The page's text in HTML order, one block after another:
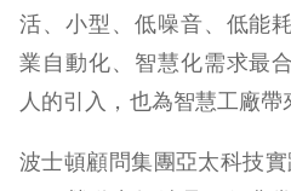
活、小型、低噪音、低能
業自動化、智慧化需求最
人的引入，也為智慧工廠帶
波士頓顧問集團亞太科技